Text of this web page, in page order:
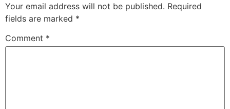
Your email address will not be published. Required
fields are marked *
Comment *